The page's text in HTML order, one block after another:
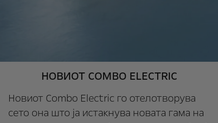
НОВИОТ COMBO ELECTRIC
Новиот Combo Electric го отелотворува
сето она што ја истакнува новата гама на